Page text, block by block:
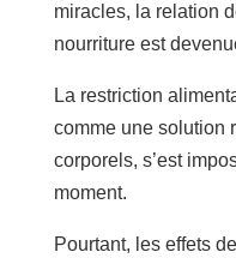
miracles, la relation
nourriture est
La restriction
comme une solution
corporels, s’est
moment.
Pourtant, les effets